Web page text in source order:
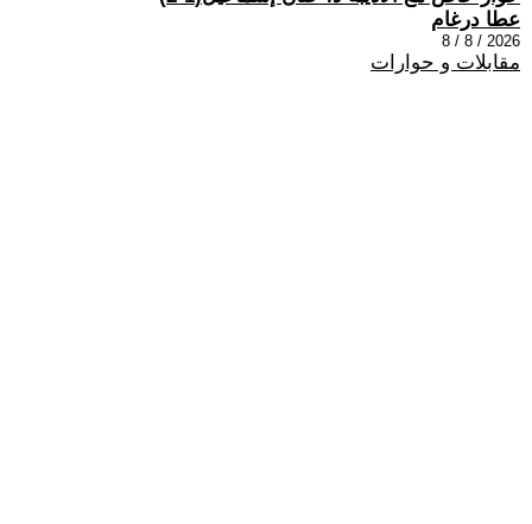
عطا درغام
2026 / 8 / 8
مقابلات و حوارات